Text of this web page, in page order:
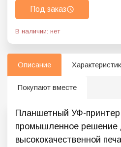
Под заказ
В наличии: нет
Описание
Покупают вместе
Планшетный УФ-
промышленное решение
высококачественной